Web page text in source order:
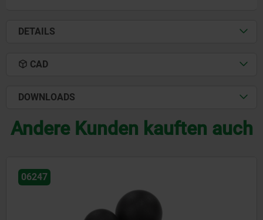
DETAILS
CAD
DOWNLOADS
Andere Kunden kauften auch
06240-11